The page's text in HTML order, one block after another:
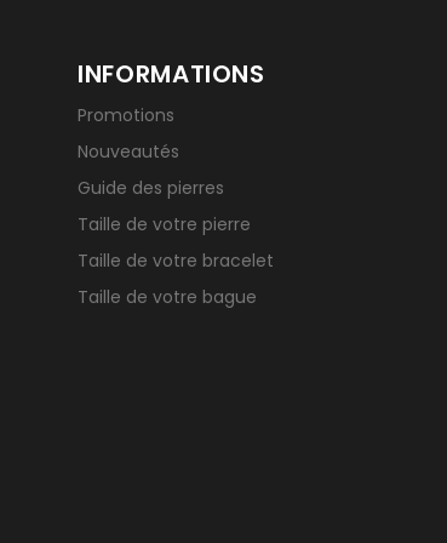
INFORMATIONS
Promotions
Nouveautés
Guide des pierres
Taille de votre pierre
Taille de votre bracelet
Taille de votre bague